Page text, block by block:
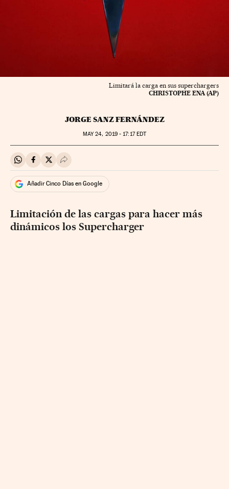
Limitará la carga en sus superchargers
CHRISTOPHE ENA (AP)
JORGE SANZ FERNÁNDEZ
MAY24, 2019 - 17:17EDT
Compartir en Whatsapp
Compartir en Facebook
Compartir en Twitter
Desplegar Redes Sociales
Añadir Cinco Días en Google
Limitación de las cargas para hacer más
dinámicos los Supercharger